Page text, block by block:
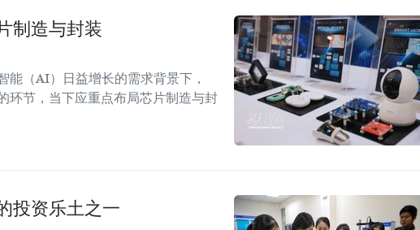
制造与封装
能（AI）日益增长的需求背景下，
环节，当下应重点布局芯片制造与封
投资乐土之一